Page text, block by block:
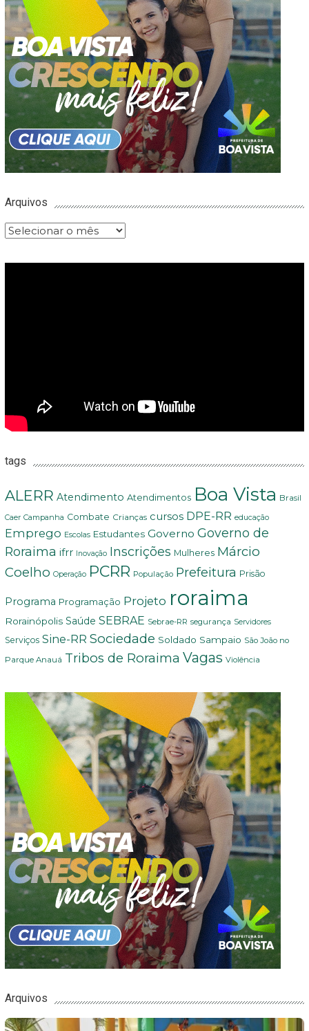
Arquivos
Arquivos
tags
ALERR Atendimento Atendimentos Boa Vista Brasil
Caer Campanha Combate Crianças cursos DPE-RR educação
Emprego Escolas Estudantes Governo Governo de
Roraima ifrr Inovação Inscrições Mulheres Márcio
Coelho Operação PCRR População Prefeitura Prisão
Programa Programação Projeto roraima
Rorainópolis Saúde SEBRAE Sebrae-RR segurança Servidores
Serviços Sine-RR Sociedade Soldado Sampaio São João no
Parque Anauá Tribos de Roraima Vagas Violência
Arquivos